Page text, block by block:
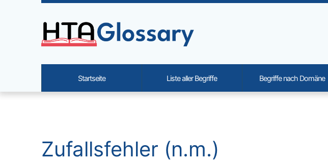
Navigation and related functionality and
Zufallsfehler (n.m.)
Site identity, navigation, etc.
Startseite Liste aller Begriffe Begriffe nach Domäne